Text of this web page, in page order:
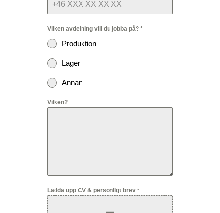
Vilken avdelning vill du jobba på? *
Produktion
Lager
Annan
Vilken?
Ladda upp CV & personligt brev *